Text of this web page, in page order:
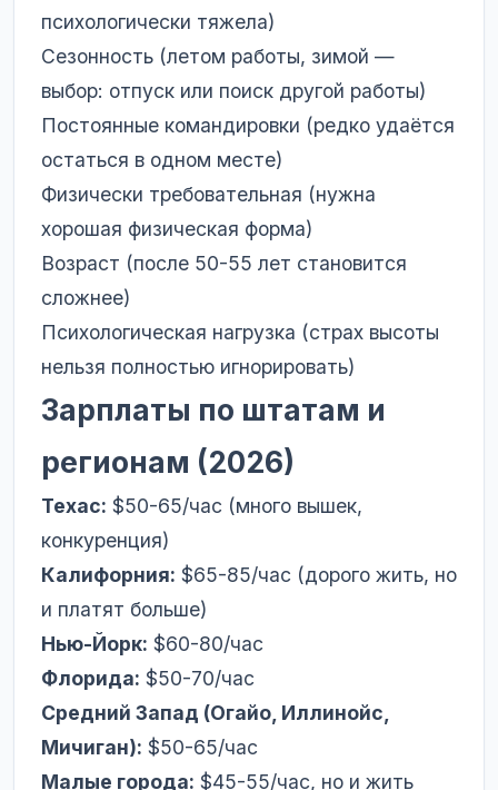
психологически тяжела)
Сезонность (летом работы, зимой —
выбор: отпуск или поиск другой работы)
Постоянные командировки (редко удаётся
остаться в одном месте)
Физически требовательная (нужна
хорошая физическая форма)
Возраст (после 50-55 лет становится
сложнее)
Психологическая нагрузка (страх высоты
нельзя полностью игнорировать)
Зарплаты по штатам и
регионам (2026)
Техас: $50-65/час (много вышек,
конкуренция)
Калифорния: $65-85/час (дорого жить, но
и платят больше)
Нью-Йорк: $60-80/час
Флорида: $50-70/час
Средний Запад (Огайо, Иллинойс,
Мичиган): $50-65/час
Малые города: $45-55/час, но и жить